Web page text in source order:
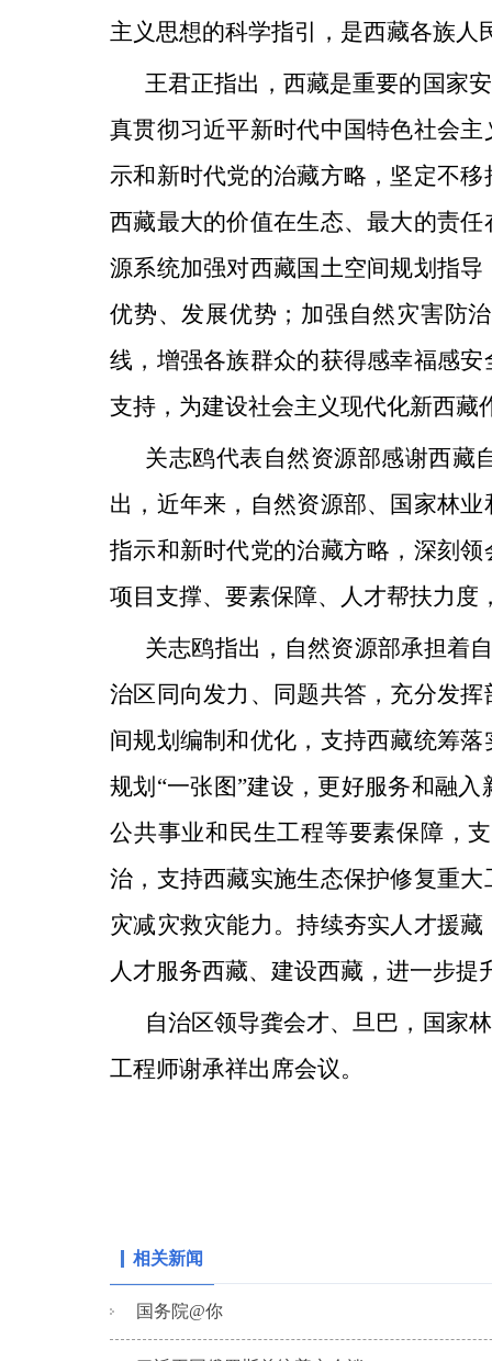
主义思想的科学指引，是西藏各族
王君正指出，西藏是重要的国家
真贯彻习近平新时代中国特色社会
示和新时代党的治藏方略，坚定不
西藏最大的价值在生态、最大的责
源系统加强对西藏国土空间规划指
优势、发展优势；加强自然灾害防
线，增强各族群众的获得感幸福感
支持，为建设社会主义现代化新西藏
关志鸥代表自然资源部感谢西藏
出，近年来，自然资源部、国家林
指示和新时代党的治藏方略，深刻
项目支撑、要素保障、人才帮扶力度
关志鸥指出，自然资源部承担着
治区同向发力、同题共答，充分发
间规划编制和优化，支持西藏统筹
规划“一张图”建设，更好服务和融
公共事业和民生工程等要素保障，
治，支持西藏实施生态保护修复重
灾减灾救灾能力。持续夯实人才援
人才服务西藏、建设西藏，进一步提
自治区领导龚会才、旦巴，国家
工程师谢承祥出席会议。
相关新闻
国务院@你